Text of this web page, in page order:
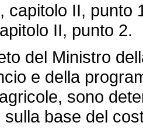
II, punto
II, punto 2.
del Ministro
e della
sono
base del